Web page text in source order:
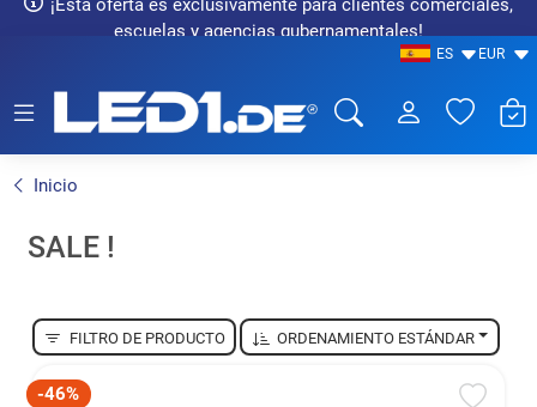
¡Esta oferta es exclusivamente para clientes comerciales,
escuelas y agencias gubernamentales!
ES EUR
Inicio
SALE !
FILTRO DE PRODUCTO ORDENAMIENTO ESTÁNDAR
-46%